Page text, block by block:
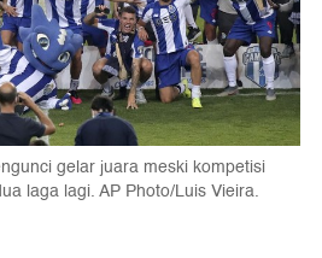
gelar juara meski kompetisi
laga lagi. AP Photo/Luis Vieira.